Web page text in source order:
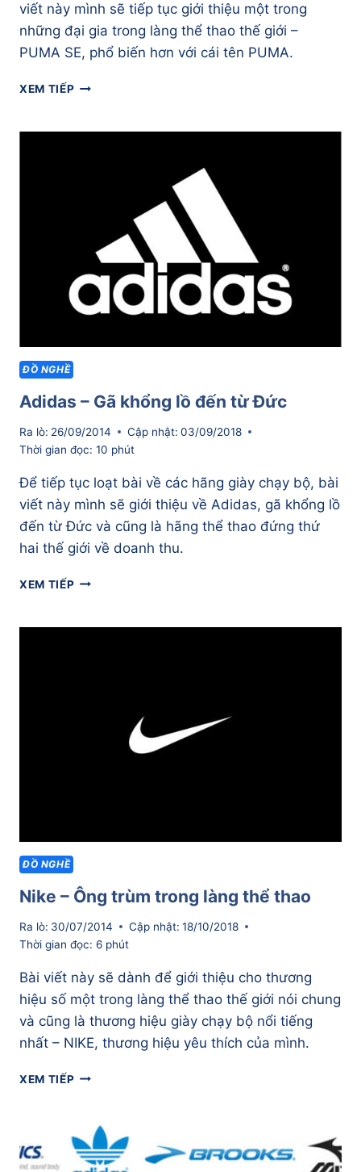
viết này mình sẽ tiếp tục giới thiệu một trong
những đại gia trong làng thể thao thế giới –
PUMA SE, phổ biến hơn với cái tên PUMA.
XEM TIẾPPUMA
ĐỒ NGHỀ
Adidas – Gã khổng lồ đến từ Đức
Ra lò: 26/09/2014 Cập nhật: 03/09/2018
Thời gian đọc: 10 phút
Để tiếp tục loạt bài về các hãng giày chạy bộ, bài
viết này mình sẽ giới thiệu về Adidas, gã khổng lồ
đến từ Đức và cũng là hãng thể thao đứng thứ
hai thế giới về doanh thu.
XEM TIẾPADIDAS
ĐỒ NGHỀ
Nike – Ông trùm trong làng thể thao
Ra lò: 30/07/2014 Cập nhật: 18/10/2018
Thời gian đọc: 6 phút
Bài viết này sẽ dành để giới thiệu cho thương
hiệu số một trong làng thể thao thế giới nói chung
và cũng là thương hiệu giày chạy bộ nổi tiếng
nhất – NIKE, thương hiệu yêu thích của mình.
XEM TIẾPNIKE
TRÙM
TRONG
LÀNG